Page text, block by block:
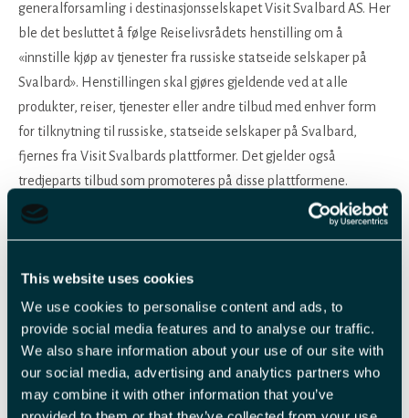
This website uses cookies
We use cookies to personalise content and ads, to
provide social media features and to analyse our traffic.
We also share information about your use of our site with
our social media, advertising and analytics partners who
may combine it with other information that you’ve
generalforsamling i destinasjonsselskapet Visit Svalbard AS. Her
ble det besluttet å følge Reiselivsrådets henstilling om å
«innstille kjøp av tjenester fra russiske statseide selskaper på
Svalbard». Henstillingen skal gjøres gjeldende ved at alle
produkter, reiser, tjenester eller andre tilbud med enhver form
for tilknytning til russiske, statseide selskaper på Svalbard,
fjernes fra Visit Svalbards plattformer. Det gjelder også
tredjeparts tilbud som promoteres på disse plattformene.
Umulig å forholde seg passiv
Ronny Strømnes, styreleder i henholdsvis Svalbard Reiselivsråd
og Visit Svalbard AS, mener det lokale reiselivet med dette har
tatt et modig og svært viktig standpunkt.
- Vi vil fortelle omverden at Russlands invasjon av Ukraina ikke
er noe vi passivt kan sitte og se på. Vi fordømmer brudd på